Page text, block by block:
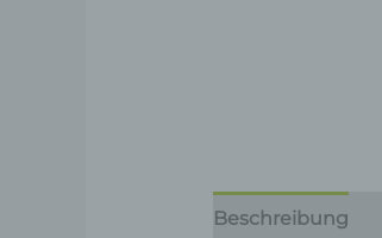
Beschreibung